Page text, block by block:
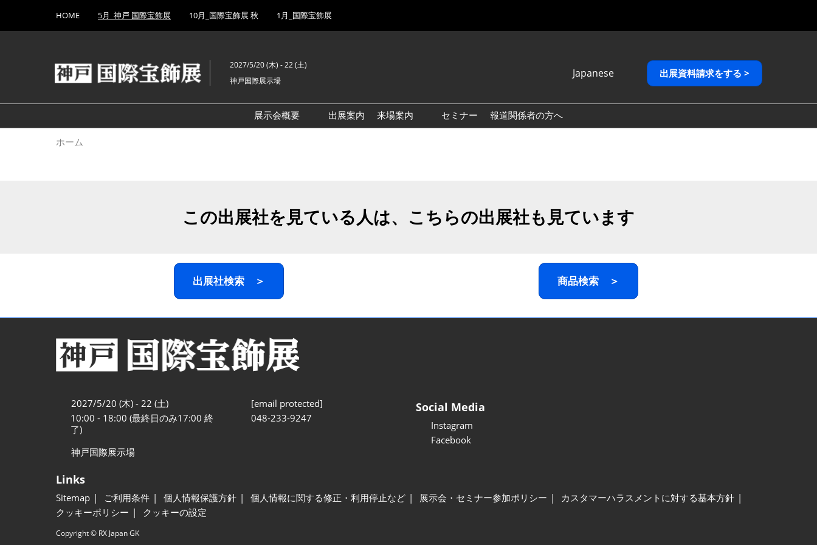
キ
し
て
to
HOME 5月_神戸 国際宝飾展 10月_国際宝飾展 秋 1月_国際宝飾展
2027/5/20 (木) - 22 (土)
神戸国際展示場
Japanese
English
繁體中文
出展資料請求をする >
展示会概要
出展案内
来場案内
セミナー 報道関係者の方へ
ホーム
この出展社を見ている人は、こちらの出展社も見ています
出展社検索 ＞ 商品検索 ＞
2027/5/20 (木) - 22 (土)
10:00 - 18:00 (最終日のみ17:00 終
了)
神戸国際展示場
[email protected]
048-233-9247
Social Media
Instagram
Facebook
Links
Sitemap ご利用条件 個人情報保護方針 個人情報に関する修正・利用停止など 展示会・セミナー参加ポリシー
カスタマーハラスメントに対する基本方針
クッキーポリシー
クッキーの設定
Copyright © RX Japan GK